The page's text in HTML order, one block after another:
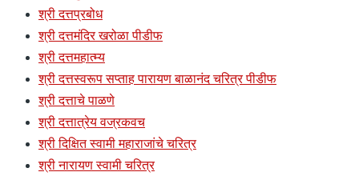
श्री दत्तप्रबोध
श्री दत्तमंदिर खरोळा पीडीफ
श्री दत्तमहात्म्य
श्री दत्तस्वरूप सप्ताह पारायण बाळानंद चरित्र पीडीफ
श्री दत्ताचे पाळणे
श्री दत्तात्रेय वज्रकवच
श्री दिक्षित स्वामी महाराजांचे चरित्र
श्री नारायण स्वामी चरित्र